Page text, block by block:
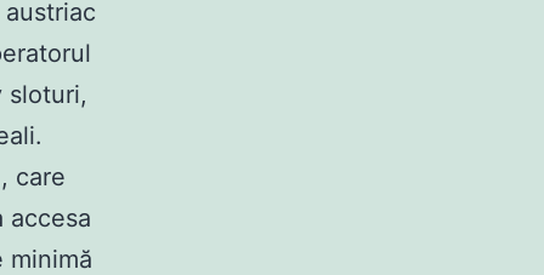
sloturi,
care
accesa
minimă